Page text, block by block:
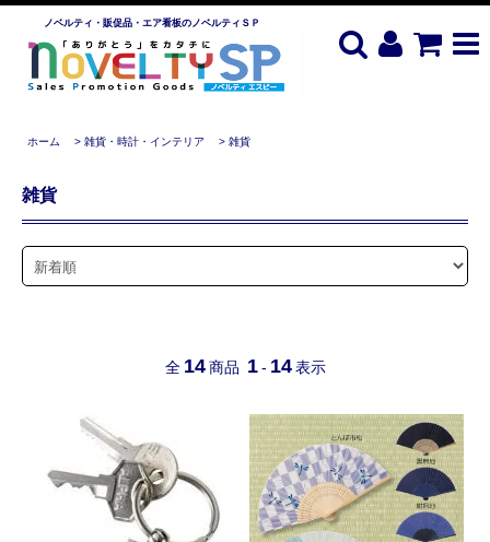
ノベルティ・販促品・エア看板のノベルティＳＰ
ホーム > 雑貨・時計・インテリア > 雑貨
雑貨
全 14 商品 1 - 14 表示